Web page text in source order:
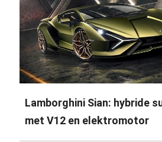
Lamborghini Sian: hybride
met V12 en elektromotor